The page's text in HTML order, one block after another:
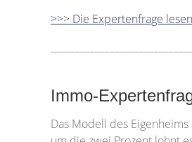
>>> Die Expertenfrage lesen
Immo-
Das Modell des